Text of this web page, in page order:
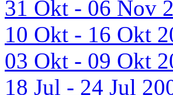
31 Okt - 06 Nov
10 Okt - 16 Okt
03 Okt - 09 Okt
18 Jul - 24 Jul